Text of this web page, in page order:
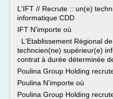
L'IFT // Recrute :: un(e)
informatique CDD
IFT N'importe où
L'Etablissement Régional
techncien(ne) supérieur(e)
contrat à durée déterminée
Poulina Group Holding
Poulina N'importe où
Poulina Group Holding